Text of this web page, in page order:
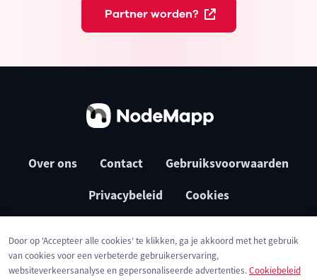
Partner worden?
Over ons Contact Gebruiksvoorwaarden
Privacybeleid Cookies
Door op 'Accepteer alle cookies' te klikken, ga je akkoord met het gebruik
van cookies voor een verbeterde gebruikerservaring,
websiteverkeersanalyse en gepersonaliseerde advertenties.Cookiebeleid